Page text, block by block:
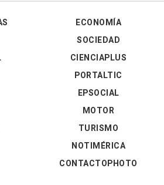
ECONOMÍA
SOCIEDAD
CIENCIAPLUS
PORTALTIC
EPSOCIAL
MOTOR
TURISMO
NOTIMÉRICA
CONTACTOPHOTO